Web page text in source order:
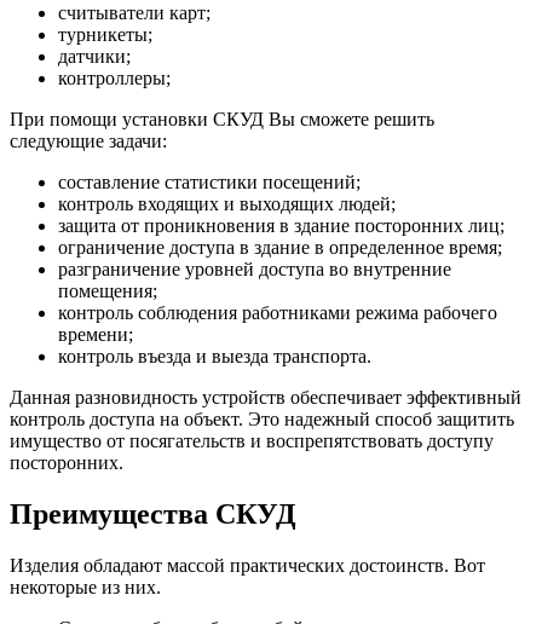
считыватели карт;
турникеты;
датчики;
контроллеры;
При помощи установки СКУД Вы сможете решить
следующие задачи:
составление статистики посещений;
контроль входящих и выходящих людей;
защита от проникновения в здание посторонних лиц;
ограничение доступа в здание в определенное время;
разграничение уровней доступа во внутренние
помещения;
контроль соблюдения работниками режима рабочего
времени;
контроль въезда и выезда транспорта.
Данная разновидность устройств обеспечивает эффективный
контроль доступа на объект. Это надежный способ защитить
имущество от посягательств и воспрепятствовать доступу
посторонних.
Преимущества СКУД
Изделия обладают массой практических достоинств. Вот
некоторые из них.